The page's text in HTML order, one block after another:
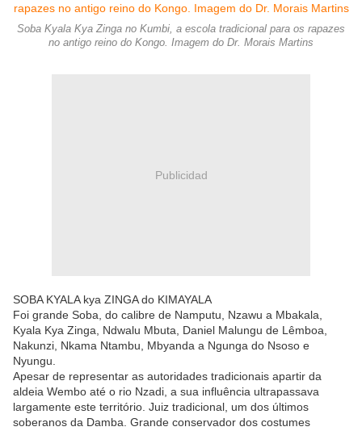
Soba Kyala Kya Zinga no Kumbi, a escola tradicional para os rapazes
no antigo reino do Kongo. Imagem do Dr. Morais Martins
Publicidad
SOBA KYALA kya ZINGA do KIMAYALA
Foi grande Soba, do calibre de Namputu, Nzawu a Mbakala,
Kyala Kya Zinga, Ndwalu Mbuta, Daniel Malungu de Lêmboa,
Nakunzi, Nkama Ntambu, Mbyanda a Ngunga do Nsoso e
Nyungu.
Apesar de representar as autoridades tradicionais apartir da
aldeia Wembo até o rio Nzadi, a sua influência ultrapassava
largamente este território. Juiz tradicional, um dos últimos
soberanos da Damba. Grande conservador dos costumes